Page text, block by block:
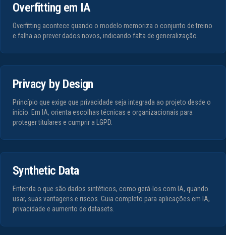
Overfitting em IA
Overfitting acontece quando o modelo memoriza o conjunto de treino
e falha ao prever dados novos, indicando falta de generalização.
Privacy by Design
Princípio que exige que privacidade seja integrada ao projeto desde o
início. Em IA, orienta escolhas técnicas e organizacionais para
proteger titulares e cumprir a LGPD.
Synthetic Data
Entenda o que são dados sintéticos, como gerá-los com IA, quando
usar, suas vantagens e riscos. Guia completo para aplicações em IA,
privacidade e aumento de datasets.